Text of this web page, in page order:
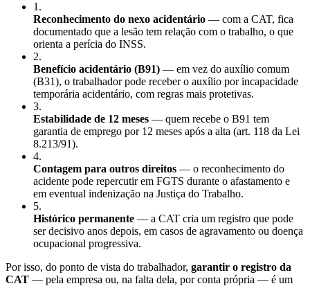
1 .
Reconhecimento do nexo acidentário — com a CAT, fica
documentado que a lesão tem relação com o trabalho, o que
orienta a perícia do INSS.
2.
Benefício acidentário (B91) — em vez do auxílio comum
(B31), o trabalhador pode receber o auxílio por incapacidade
temporária acidentário, com regras mais protetivas.
3.
Estabilidade de 12 meses — quem recebe o B91 tem
garantia de emprego por 12 meses após a alta (art. 118 da Lei
8.213/91).
4.
Contagem para outros direitos — o reconhecimento do
acidente pode repercutir em FGTS durante o afastamento e
em eventual indenização na Justiça do Trabalho.
5.
Histórico permanente — a CAT cria um registro que pode
ser decisivo anos depois, em casos de agravamento ou doença
ocupacional progressiva.
Por isso, do ponto de vista do trabalhador, garantir o registro da
CAT — pela empresa ou, na falta dela, por conta própria — é um